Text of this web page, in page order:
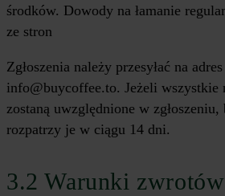
środków. Dowody na łamanie
ze stron
Zgłoszenia należy przesyłać na
info@buycoffee.to. Jeżeli wszystkie
zostaną uwzględnione w
rozpatrzy je w ciągu 14 dni.
3.2 Warunki zwrotów